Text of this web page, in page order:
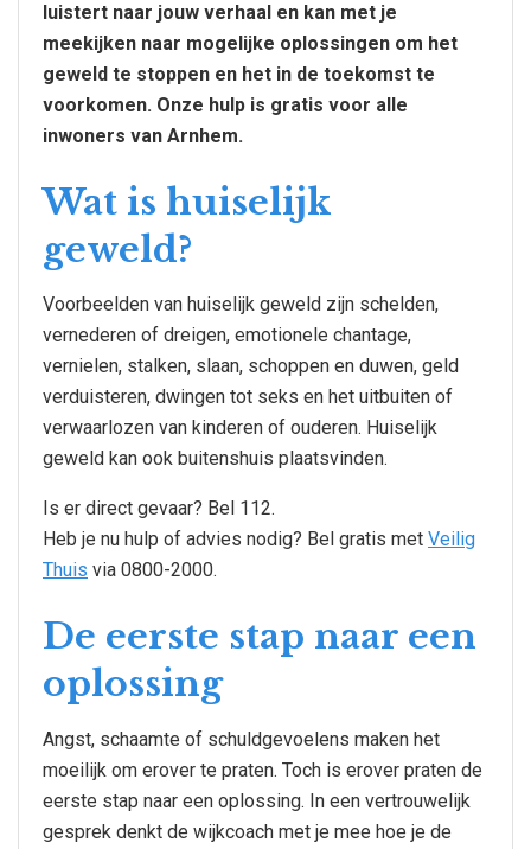
luistert naar jouw verhaal en kan met je
meekijken naar mogelijke oplossingen om het
geweld te stoppen en het in de toekomst te
voorkomen. Onze hulp is gratis voor alle
inwoners van Arnhem.
Wat is huiselijk
geweld?
Voorbeelden van huiselijk geweld zijn schelden,
vernederen of dreigen, emotionele chantage,
vernielen, stalken, slaan, schoppen en duwen, geld
verduisteren, dwingen tot seks en het uitbuiten of
verwaarlozen van kinderen of ouderen. Huiselijk
geweld kan ook buitenshuis plaatsvinden.
Is er direct gevaar? Bel 112.
Heb je nu hulp of advies nodig? Bel gratis met Veilig
Thuis via 0800-2000.
De eerste stap naar een
oplossing
Angst, schaamte of schuldgevoelens maken het
moeilijk om erover te praten. Toch is erover praten de
eerste stap naar een oplossing. In een vertrouwelijk
gesprek denkt de wijkcoach met je mee hoe je de